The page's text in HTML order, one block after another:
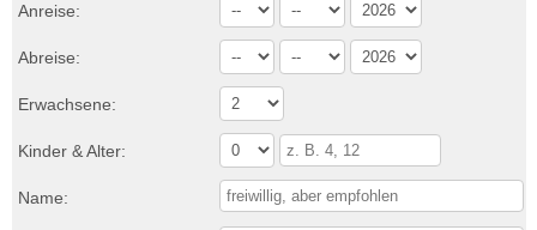
Anreise:
Abreise:
Erwachsene:
Kinder & Alter:
Name: